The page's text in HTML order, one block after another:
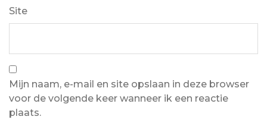
Site
Mijn naam, e-mail en site opslaan in deze browser
voor de volgende keer wanneer ik een reactie
plaats.